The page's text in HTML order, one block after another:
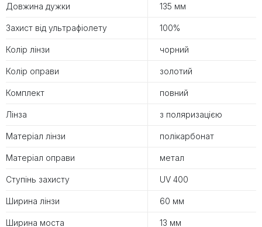
Довжина дужки 135 мм
Захист від ультрафіолету 100%
Колір лінзи чорний
Колір оправи золотий
Комплект повний
Лінза з поляризацією
Матеріал лінзи полікарбонат
Матеріал оправи метал
Ступінь захисту UV 400
Ширина лінзи 60 мм
Ширина моста 13 мм